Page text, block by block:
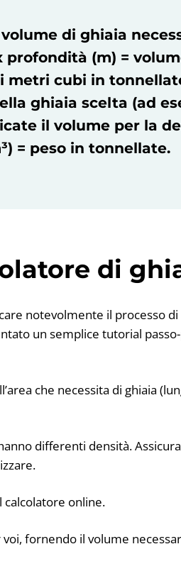
di ghiaia
profondità (m) =
metri cubi in
ghiaia scelta (ad
il volume per la
= peso in tonnellate.
di
notevolmente il processo di
un semplice tutorial
che necessita di ghiaia
differenti densità.
online.
fornendo il volume